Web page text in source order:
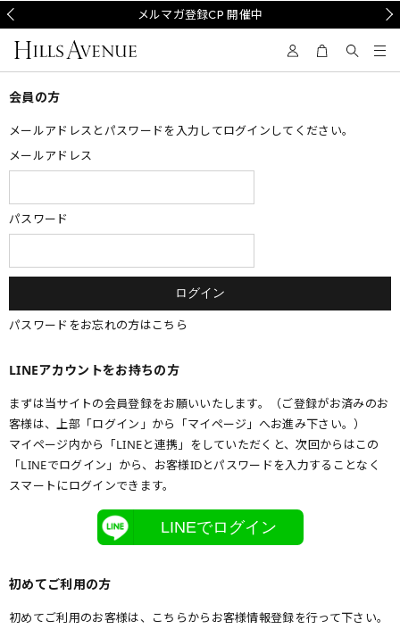
メルマガ登録CP 開催中
会員の方
メールアドレスとパスワードを入力してログインしてください。
メールアドレス
パスワード
パスワードをお忘れの方はこちら
LINEアカウントをお持ちの方
まずは当サイトの会員登録をお願いいたします。（ご登録がお済みのお
客様は、上部「ログイン」から「マイページ」へお進み下さい。）
マイページ内から「LINEと連携」をしていただくと、次回からはこの
「LINEでログイン」から、お客様IDとパスワードを入力することなく
スマートにログインできます。
LINEでログイン
初めてご利用の方
初めてご利用のお客様は、こちらからお客様情報登録を行って下さい。